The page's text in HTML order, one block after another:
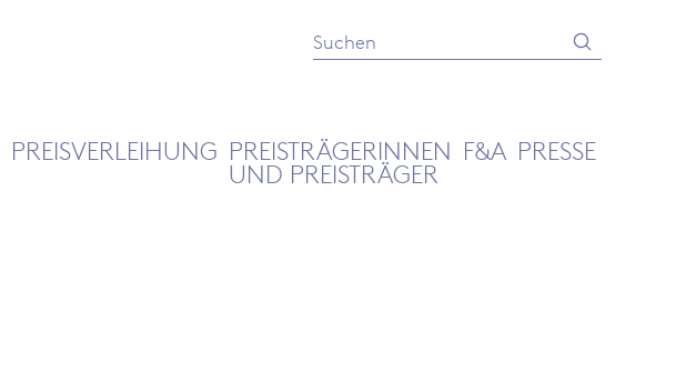
Suche
Absenden
PREISVERLEIHUNG PREISTRÄGERINNEN
UND PREISTRÄGER
F&A PRESSE